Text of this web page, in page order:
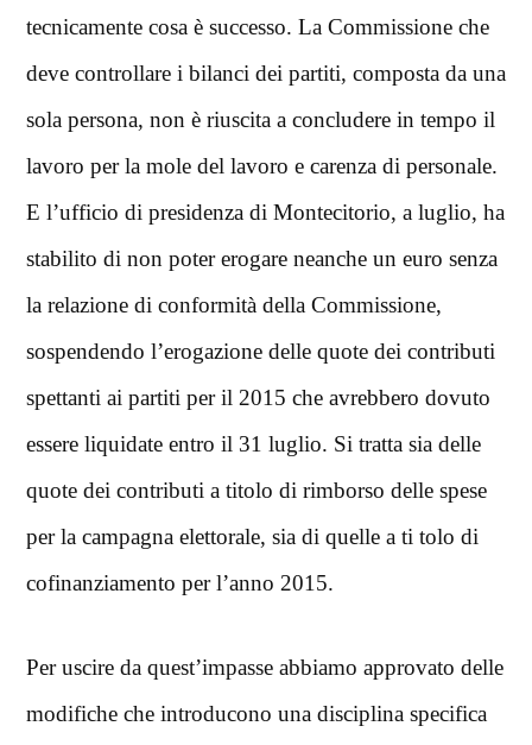
tecnicamente cosa è successo. La Commissione che
deve controllare i bilanci dei partiti, composta da una
sola persona, non è riuscita a concludere in tempo il
lavoro per la mole del lavoro e carenza di personale.
E l’ufficio di presidenza di Montecitorio, a luglio, ha
stabilito di non poter erogare neanche un euro senza
la relazione di conformità della Commissione,
sospendendo l’erogazione delle quote dei contributi
spettanti ai partiti per il 2015 che avrebbero dovuto
essere liquidate entro il 31 luglio. Si tratta sia delle
quote dei contributi a titolo di rimborso delle spese
per la campagna elettorale, sia di quelle a ti tolo di
cofinanziamento per l’anno 2015.
Per uscire da quest’impasse abbiamo approvato delle
modifiche che introducono una disciplina specifica